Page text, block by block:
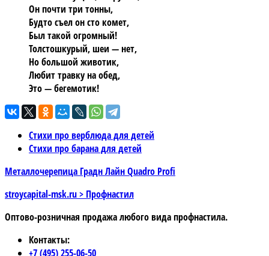
Он почти три тонны,
Будто съел он сто комет,
Был такой огромный!
Толстошкурый, шеи — нет,
Но большой животик,
Любит травку на обед,
Это — бегемотик!
Стихи про верблюда для детей
Стихи про барана для детей
Металлочерепица Градн Лайн Quadro Profi
stroycapital-msk.ru > Профнастил
Оптово-розничная продажа любого видапрофнастила.
Контакты:
+7 (495) 255-06-50